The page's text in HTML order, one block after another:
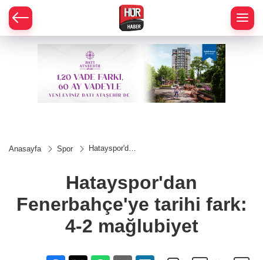
Anasayfa Spor
Hatayspor'dan
mağlubiyet
Hatayspor'dan
Fenerbahçe'ye tarihi fark:
4-2 mağlubiyet